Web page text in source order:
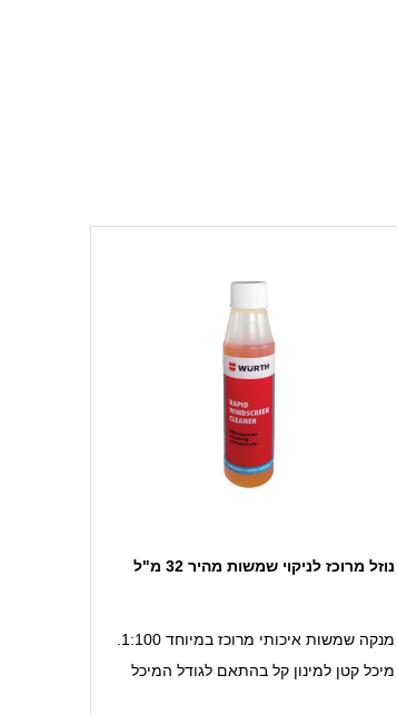
נוזל מרוכז לניקוי שמשות מהיר 32 מ"ל
מנקה שמשות איכותי מרוכז במיוחד 1:100.
מיכל קטן למינון קל בהתאם לגודל המיכל